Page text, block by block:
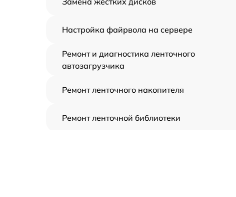
Настройка файрвола на сервере
Ремонт и диагностика ленточного
автозагрузчика
Ремонт ленточного накопителя
Ремонт ленточной библиотеки